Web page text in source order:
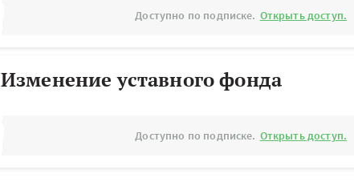
Доступно по подписке. Открыть доступ.
Изменение уставного фонда
Доступно по подписке. Открыть доступ.